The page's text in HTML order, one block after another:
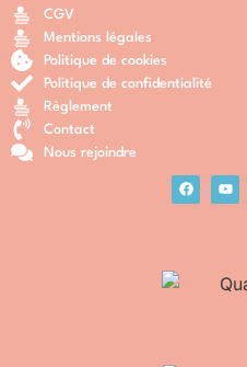
CGV
Mentions légales
Politique de cookies
Politique de confidentialité
Règlement
Contact
Nous rejoindre